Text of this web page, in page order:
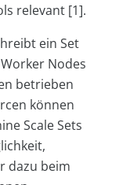
relevant [1].
ein Set
Nodes
betrieben
können
Scale Sets
dazu beim